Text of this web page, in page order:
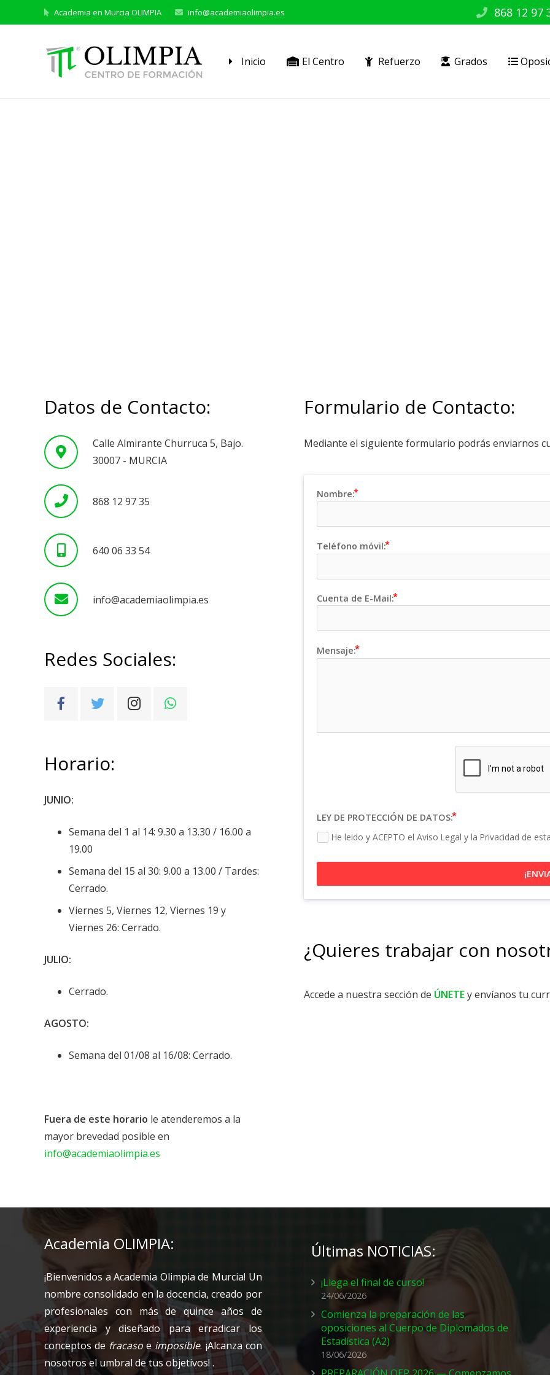
Academia en Murcia OLIMPIA info@academiaolimpia.es 868 12 97
Inicio El Centro Refuerzo Grados
Datos de Contacto:
Calle Almirante Churruca 5, Bajo.
30007 - MURCIA
868 12 97 35
640 06 33 54
info@academiaolimpia.es
Redes Sociales:
Horario:
JUNIO:
Semana del 1 al 14: 9.30 a 13.30 / 16.00 a
19.00
Semana del 15 al 30: 9.00 a 13.00 / Tardes:
Cerrado.
Viernes 5, Viernes 12, Viernes 19 y
Viernes 26: Cerrado.
JULIO:
Cerrado.
AGOSTO:
Semana del 01/08 al 16/08: Cerrado.
Fuera de este horario le atenderemos a la
mayor brevedad posible en
info@academiaolimpia.es
Formulario de Contacto:
Mediante el siguiente formulario podrás enviarnos
Nombre:
Teléfono móvil:
Cuenta de E-Mail:
Mensaje:
LEY DE PROTECCIÓN DE DATOS:
He leido y ACEPTO el Aviso Legal y la Privacidad de
¿Quieres trabajar con
Accede a nuestra sección de ÚNETEy envíanos tu
Academia OLIMPIA:
¡Bienvenidos a Academia Olimpia de Murcia! Un
nombre consolidado en la docencia, creado por
profesionales con más de quince años de
experiencia y diseñado para erradicar los
conceptos de fracaso e imposible. ¡Alcanza con
nosotros el umbral de tus objetivos! .
Últimas NOTICIAS:
¡Llega el final de curso!
24/06/2026
Comienza la preparación de las
oposiciones al Cuerpo de Diplomados de
Estadística (A2)
18/06/2026